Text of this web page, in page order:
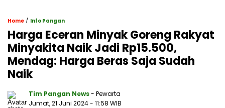
Home / Info Pangan
Harga Eceran Minyak Goreng Rakyat
Minyakita Naik Jadi Rp15.500,
Mendag: Harga Beras Saja Sudah
Naik
Tim Pangan News- Pewarta
Jumat, 21 Juni 2024- 11:58 WIB